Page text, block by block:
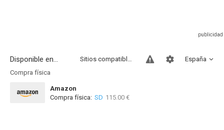
Disponible en... España
Sitios compatibles
Compra física
Amazon
Compra física: SD 115.00 €